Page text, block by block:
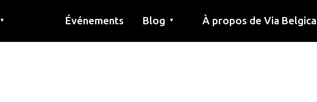
▼ Événements Blog ▼ À propos de Via Belgica